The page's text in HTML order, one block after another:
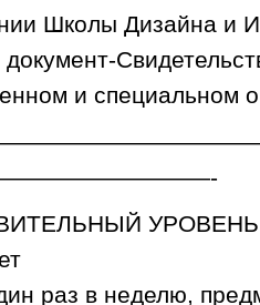
Школы Дизайна и
и специальном
раз в неделю,